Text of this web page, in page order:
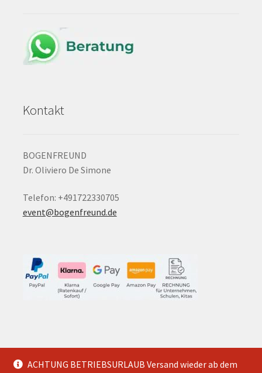
ACHTUNG BETRIEBSURLAUB Versand wieder ab dem
Kontakt
BOGENFREUND
Dr. Oliviero De Simone
Telefon: +491722330705
event@bogenfreund.de
© Slingshot Shop